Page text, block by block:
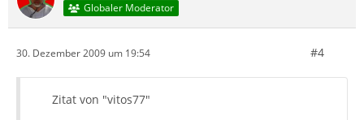
Globaler Moderator
30. Dezember 2009 um 19:54 #4
Zitat von "vitos77"